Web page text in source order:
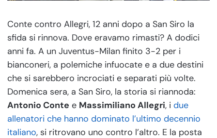
Conte contro Allegri, 12 anni dopo a San Siro la
sfida si rinnova. Dove eravamo rimasti? A dodici
anni fa. A un Juventus-Milan finito 3-2 per i
bianconeri, a polemiche infuocate e a due destini
che si sarebbero incrociati e separati più volte.
Domenica sera, a San Siro, la storia si riannoda:
Antonio Conte e Massimiliano Allegri, i due
allenatori che hanno dominato l’ultimo decennio
italiano, si ritrovano uno contro l’altro. E la posta